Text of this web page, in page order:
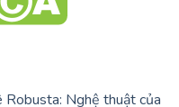
Robusta: Nghệ thuật của